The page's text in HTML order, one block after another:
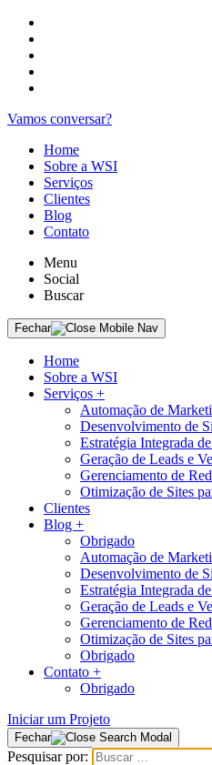
Vamos conversar?
Home
Sobre a WSI
Serviços
Clientes
Blog
Contato
Menu
Social
Buscar
Fechar
Home
Sobre a WSI
Serviços +
Automação de
Desenvolvimento de
Estratégia Integrada
Geração de Leads e
Gerenciamento de
Otimização de Sites
Clientes
Blog +
Obrigado
Automação de
Desenvolvimento de
Estratégia Integrada
Geração de Leads e
Gerenciamento de
Otimização de Sites
Obrigado
Contato +
Obrigado
Iniciar um Projeto
Fechar
Pesquisar por: